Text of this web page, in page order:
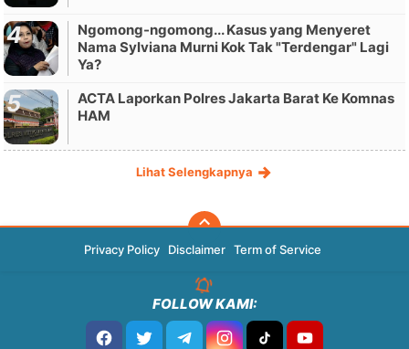
Ngomong-ngomong... Kasus yang Menyeret
Nama Sylviana Murni Kok Tak "Terdengar" Lagi
Ya?
ACTA Laporkan Polres Jakarta Barat Ke Komnas
HAM
Lihat Selengkapnya
Privacy Policy Disclaimer Term of Service
FOLLOW KAMI: